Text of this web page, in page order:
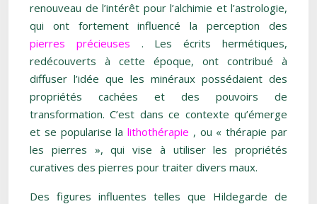
renouveau de l’intérêt pour l’alchimie et l’astrologie,
qui ont fortement influencé la perception des
pierres précieuses . Les écrits hermétiques,
redécouverts à cette époque, ont contribué à
diffuser l’idée que les minéraux possédaient des
propriétés cachées et des pouvoirs de
transformation. C’est dans ce contexte qu’émerge
et se popularise lalithothérapie , ou « thérapie par
les pierres », qui vise à utiliser les propriétés
curatives des pierres pour traiter divers maux.
Des figures influentes telles que Hildegarde de